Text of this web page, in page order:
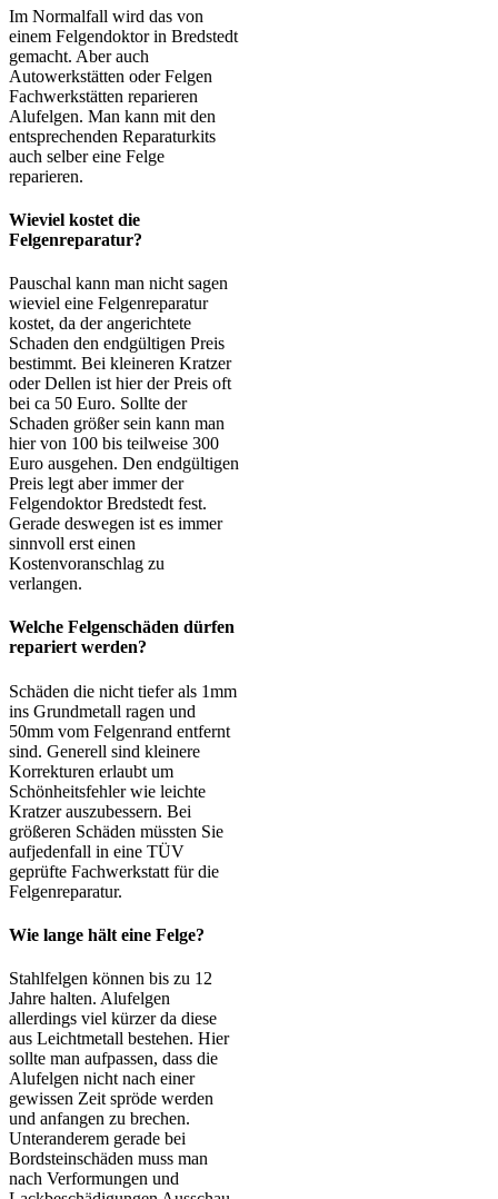
Im Normalfall wird das von
einem Felgendoktor in Bredstedt
gemacht. Aber auch
Autowerkstätten oder Felgen
Fachwerkstätten reparieren
Alufelgen. Man kann mit den
entsprechenden Reparaturkits
auch selber eine Felge
reparieren.
Wieviel kostet die
Felgenreparatur?
Pauschal kann man nicht sagen
wieviel eine Felgenreparatur
kostet, da der angerichtete
Schaden den endgültigen Preis
bestimmt. Bei kleineren Kratzer
oder Dellen ist hier der Preis oft
bei ca 50 Euro. Sollte der
Schaden größer sein kann man
hier von 100 bis teilweise 300
Euro ausgehen. Den endgültigen
Preis legt aber immer der
Felgendoktor Bredstedt fest.
Gerade deswegen ist es immer
sinnvoll erst einen
Kostenvoranschlag zu
verlangen.
Welche Felgenschäden dürfen
repariert werden?
Schäden die nicht tiefer als 1mm
ins Grundmetall ragen und
50mm vom Felgenrand entfernt
sind. Generell sind kleinere
Korrekturen erlaubt um
Schönheitsfehler wie leichte
Kratzer auszubessern. Bei
größeren Schäden müssten Sie
aufjedenfall in eine TÜV
geprüfte Fachwerkstatt für die
Felgenreparatur.
Wie lange hält eine Felge?
Stahlfelgen können bis zu 12
Jahre halten. Alufelgen
allerdings viel kürzer da diese
aus Leichtmetall bestehen. Hier
sollte man aufpassen, dass die
Alufelgen nicht nach einer
gewissen Zeit spröde werden
und anfangen zu brechen.
Unteranderem gerade bei
Bordsteinschäden muss man
nach Verformungen und